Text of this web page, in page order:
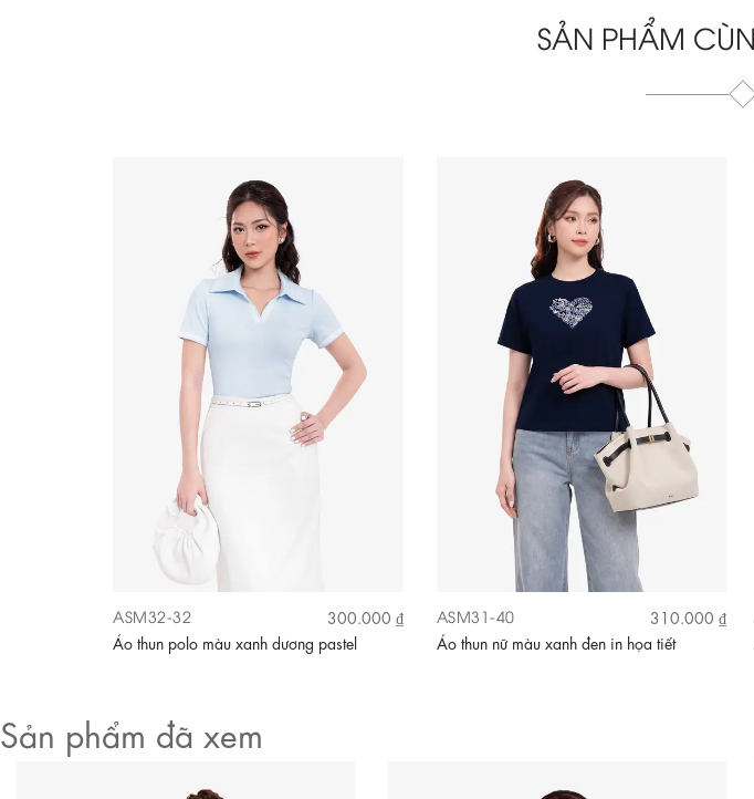
SẢN PHẨM
ASM32-32
300.000 ₫
Áo thun polo màu xanh dương pastel
ASM31-40
310.000 ₫
Áo thun nữ màu xanh đen in họa tiết
Sản phẩm đã xem